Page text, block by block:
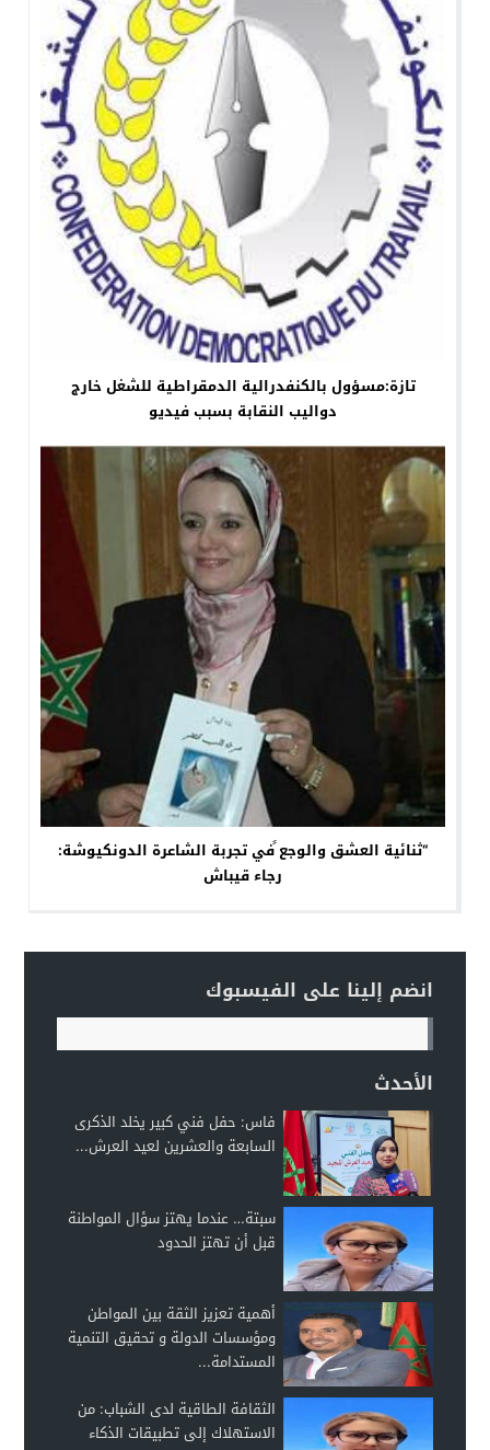
تازة:مسؤول بالكنفدرالية الدمقراطية للشغل خارج
دواليب النقابة بسبب فيديو
“ثنائية العشق والوجع ًفي تجربة الشاعرة الدونكيوشة:
رجاء قيباش
انضم إلينا على الفيسبوك
الأحدث
فاس: حفل فني كبير يخلد الذكرى
السابعة والعشرين لعيد العرش...
سبتة… عندما يهتز سؤال المواطنة
قبل أن تهتز الحدود
أهمية تعزيز الثقة بين المواطن
ومؤسسات الدولة و تحقيق التنمية
المستدامة...
الثقافة الطاقية لدى الشباب: من
الاستهلاك إلى تطبيقات الذكاء